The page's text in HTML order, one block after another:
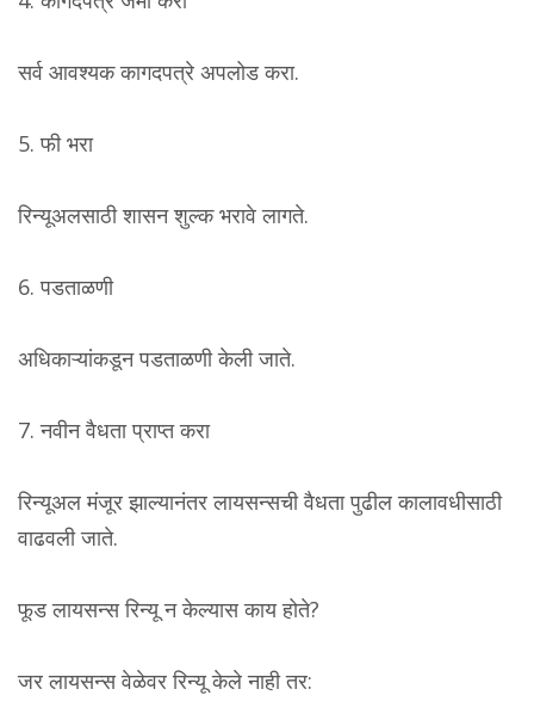
सर्व आवश्यक कागदपत्रे अपलोड करा.
5. फी भरा
रिन्यूअलसाठी शासन शुल्क भरावे लागते.
6. पडताळणी
अधिकाऱ्यांकडून पडताळणी केली जाते.
7. नवीन वैधता प्राप्त करा
रिन्यूअल मंजूर झाल्यानंतर लायसन्सची वैधता पुढील कालावधीसाठी
वाढवली जाते.
फूड लायसन्स रिन्यू न केल्यास काय होते?
जर लायसन्स वेळेवर रिन्यू केले नाही तर: